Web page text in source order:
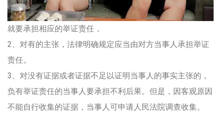
就要承担相应的举证责任，
2、对有的主张，法律明确规定应当由对方当事人承担举证
责任。
3、对没有证据或者证据不足以证明当事人的事实主张的，
负有举证责任的当事人要承担不利后果。但是，因客观原因
不能自行收集的证据，当事人可申请人民法院调查收集。